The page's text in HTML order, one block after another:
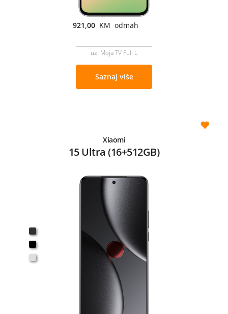
921,00 KM odmah
uz Moja TV Full L
Saznaj više
Xiaomi
15 Ultra (16+512GB)